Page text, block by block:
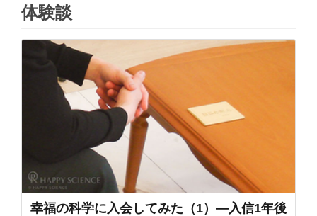
体験談
幸福の科学に入会してみた（1）―入信1年後